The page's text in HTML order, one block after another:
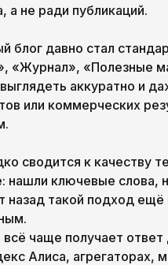
а не ради публикаций.
блог давно стал
«Журнал», «Полезные
аккуратно и
или коммерческих
сводится к качеству
нашли ключевые слова,
назад такой подход ещё
всё чаще получает
Алиса, агрегаторах,